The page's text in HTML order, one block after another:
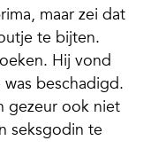
maar zei dat
te bijten.
Hij vond
beschadigd.
gezeur ook niet
seksgodin te